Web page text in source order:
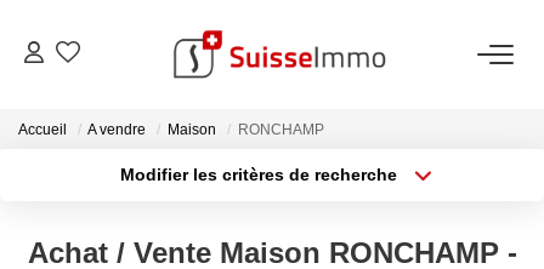
ACHETER
Découvrez Nos Biens À La Vente
Confiez-Nous La Recherche De Votre Bien À L'achat
Accueil A vendre Maison RONCHAMP
Modifier les critères de recherche
Type de bien
Achat / Vente Maison RONCHAMP -